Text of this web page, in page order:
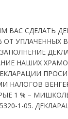
ВАС СДЕЛАТЬ
ОТ УПЛАЧЕННЫХ
НАШИХ
НАЛОГОВ
1 % –
1-05.